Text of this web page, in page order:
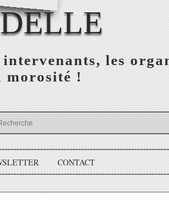
les
morosité !
CONTACT